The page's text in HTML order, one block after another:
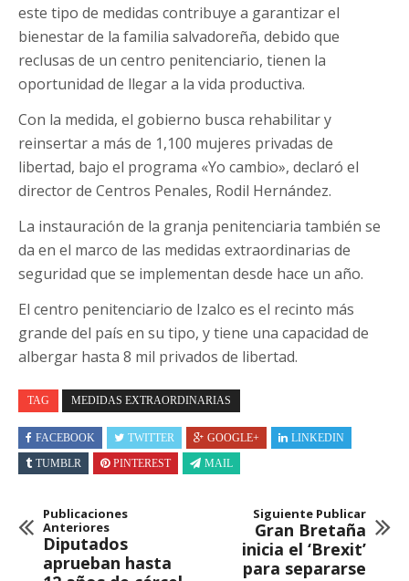
este tipo de medidas contribuye a garantizar el
bienestar de la familia salvadoreña, debido que
reclusas de un centro penitenciario, tienen la
oportunidad de llegar a la vida productiva.
Con la medida, el gobierno busca rehabilitar y
reinsertar a más de 1,100 mujeres privadas de
libertad, bajo el programa «Yo cambio», declaró el
director de Centros Penales, Rodil Hernández.
La instauración de la granja penitenciaria también se
da en el marco de las medidas extraordinarias de
seguridad que se implementan desde hace un año.
El centro penitenciario de Izalco es el recinto más
grande del país en su tipo, y tiene una capacidad de
albergar hasta 8 mil privados de libertad.
TAG MEDIDAS EXTRAORDINARIAS
FACEBOOK TWITTER GOOGLE+
LINKEDIN
TUMBLR
PINTEREST MAIL
Publicaciones
Anteriores
Diputados
aprueban hasta
Siguiente Publicar
Gran Bretaña
inicia el ‘Brexit’
para separarse